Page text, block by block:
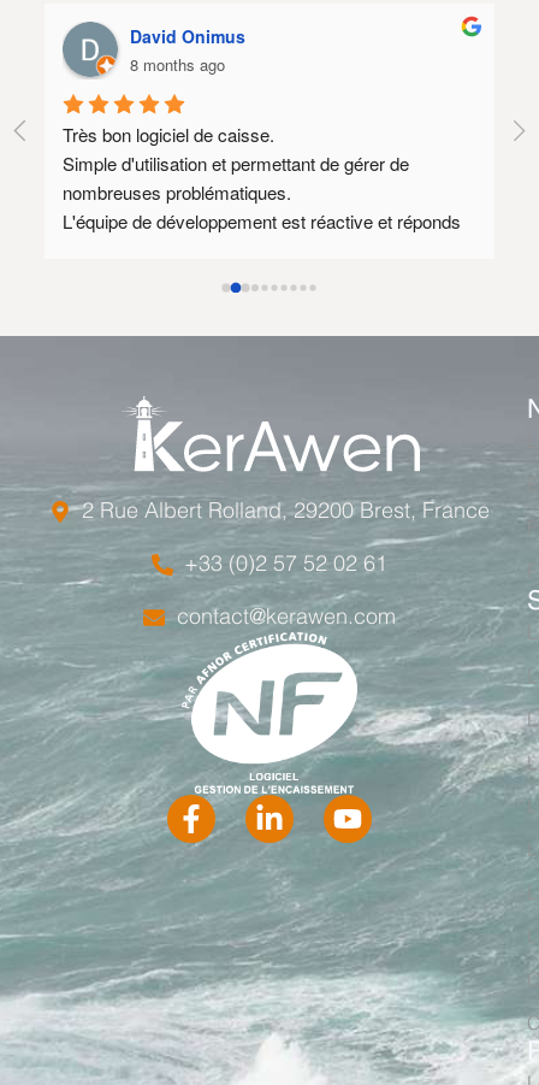
David Onimus
8 months ago
Très bon logiciel de caisse.
Simple d'utilisation et permettant de gérer de
nombreuses problématiques.
L'équipe de développement est réactive et réponds
Au plaisir de rediscuter avec vous dès que mon
d'envisager encore quelques axes d'amélioration.
de développement est compétente et disponible ce
qui justifie ce tarif.
2 Rue Albert Rolland, 29200 Brest, France
+33 (0)2 57 52 02 61
contact@kerawen.com